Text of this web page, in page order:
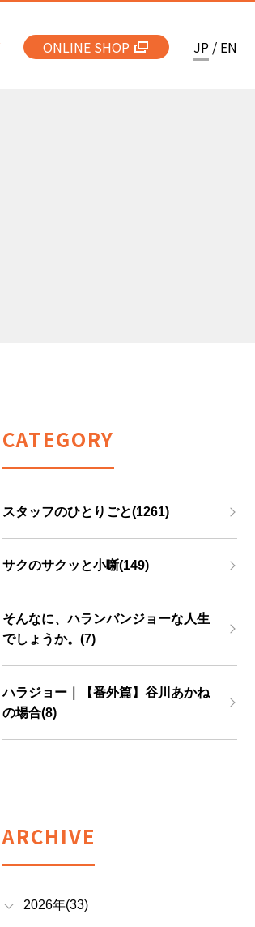
ONLINE SHOP JP / EN
CATEGORY
スタッフのひとりごと(1261)
サクのサクッと小噺(149)
そんなに、ハランバンジョーな人生
でしょうか。(7)
ハラジョー｜【番外篇】谷川あかね
の場合(8)
ARCHIVE
2026年(33)